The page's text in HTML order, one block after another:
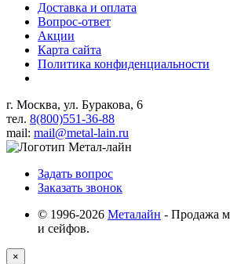
Доставка и оплата
Вопрос-ответ
Акции
Карта сайта
Политика конфиденциальности
г. Москва, ул. Буракова, 6
тел. 8(800)551-36-88
mail: mail@metal-lain.ru
Задать вопрос
Заказать звонок
© 1996-2026 Металайн - Продажа
и сейфов.
×